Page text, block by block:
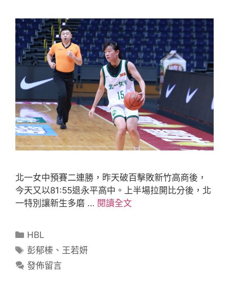
北一女中預賽二連勝，昨天破百擊敗新竹高商後，
今天又以81:55退永平高中。上半場拉開比分後，北
一特別讓新生多磨 … 閱讀全文
HBL
彭郁榛 、 王若妍
發佈留言